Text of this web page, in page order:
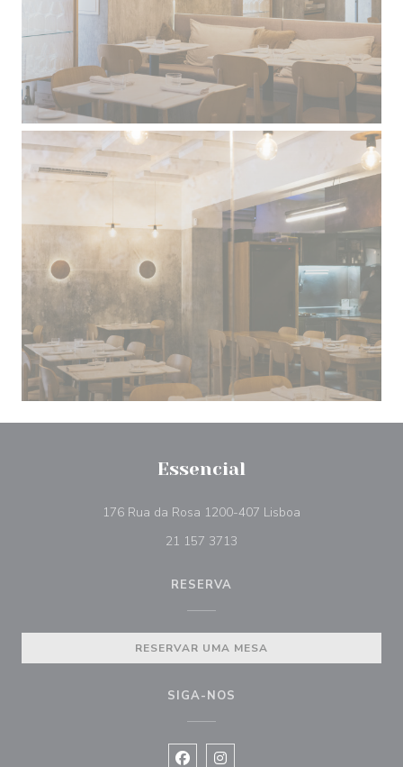
Essencial
176 Rua da Rosa 1200-407 Lisboa
21 157 3713
RESERVA
RESERVAR UMA MESA
SIGA-NOS